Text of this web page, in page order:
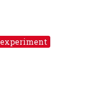
experiment